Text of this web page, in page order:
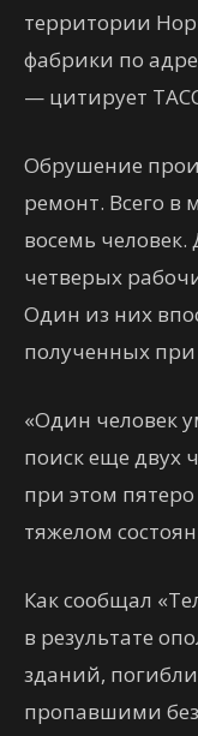
территории
фабрики по
— цитирует
Обрушение
ремонт. Всего в
восемь
четверых
Один из них
полученных
«Один человек
поиск еще двух
при этом
тяжелом
Как сообщал
в результате
зданий,
пропавшими без